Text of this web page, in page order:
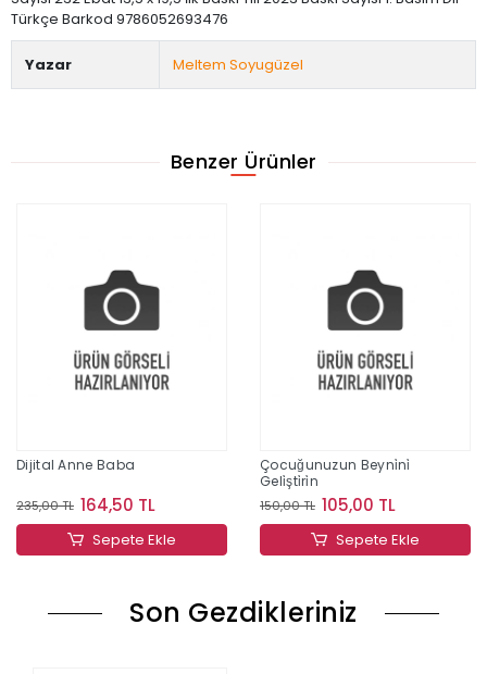
Türkçe Barkod 9786052693476
Yazar Meltem Soyugüzel
Benzer Ürünler
Dijital Anne Baba
235,00 TL 164,50 TL
Sepete Ekle
Çocuğunuzun Beyni̇ni̇
Geli̇şti̇ri̇n
150,00 TL 105,00 TL
Sepete Ekle
Son Gezdikleriniz